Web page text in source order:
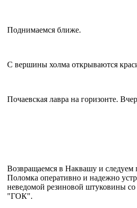
Поднимаемся ближе.
С вершины холма открываются
Почаевская лавра на горизонте.
Возвращаемся в Наквашу и
Поломка оперативно и надежно
неведомой резиновой штуковины
"ГОК".